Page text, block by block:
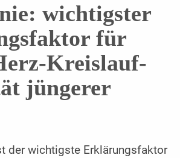
wichtigster
für
Kreislauf-
jüngerer
der wichtigste Erklärungsfaktor